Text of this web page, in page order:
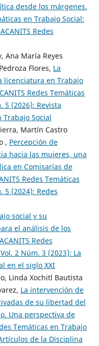
desde los márgenes.
en Trabajo Social:
Redes
Ana María Reyes
Flores, La
licenciatura en Trabajo
Redes Temáticas
5 (2026): Revista
Trabajo Social
Martín Castro
, Percepción de
hacia las mujeres, una
en Comisarías de
Redes Temáticas
5 (2024): Redes
social y su
el análisis de los
Redes
2 Núm. 3 (2023): La
en el siglo XXI
Linda Xochitl Bautista
La intervención de
de su libertad del
Una perspectiva de
Temáticas en Trabajo
de la Disciplina